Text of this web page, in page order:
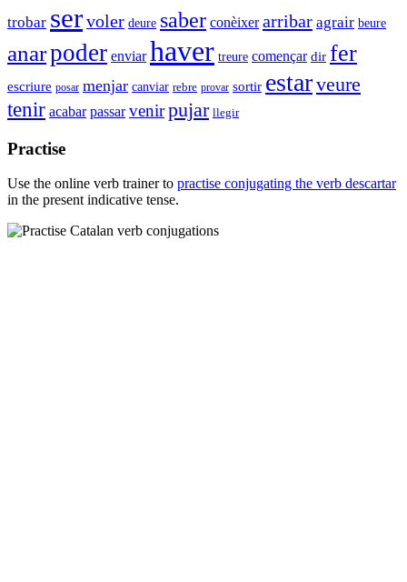
trobar servoler deure saber conèixer arribar agrair beure
anarpoder enviar haver treure començar dir fer
escriure posar menjar canviar rebre provar sortir estarveure
tenir acabar passar venirpujar llegir
Practise
Use the online verb trainer to practise conjugating the verb descartar
in the present indicative tense.